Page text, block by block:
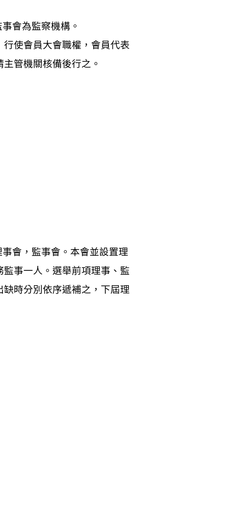
會為監察機構。
使會員大會職權，會員代表
管機關核備後行之。
會，監事會。本會並設置理
監事一人 。選舉前項理事、監
時分別依序遞補之，下屆理